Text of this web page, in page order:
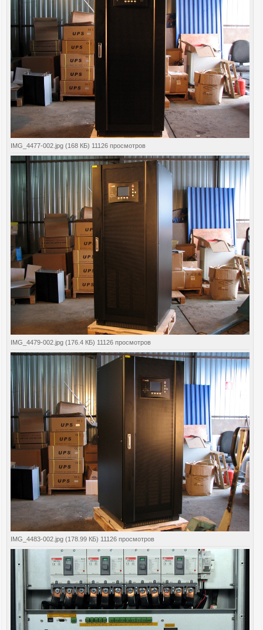
IMG_4477-002.jpg (168 КБ) 11126 просмотров
IMG_4479-002.jpg (176.4 КБ) 11126 просмотров
IMG_4483-002.jpg (178.99 КБ) 11126 просмотров